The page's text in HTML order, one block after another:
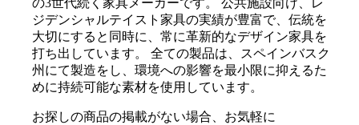
ジデンシャルテイスト家具の実績が豊富で、伝統を
大切にすると同時に、常に革新的なデザイン家具を
打ち出しています。 全ての製品は、スペインバスク
州にて製造をし、環境への影響を最小限に抑えるた
めに持続可能な素材を使用しています。
お探しの商品の掲載がない場合、お気軽に